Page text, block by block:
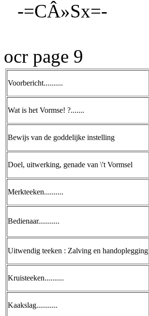
-=CÂ»Sx=-
ocr page 9
Voorbericht..........
Wat is het Vormse! ?.......
Bewijs van de goddelijke instelling
Doel, uitwerking, genade van \'t Vormsel
Merkteeken..........
Bedienaar...........
Uitwendig teeken : Zalving en handoplegging
Kruisteeken..........
Kaakslag...........